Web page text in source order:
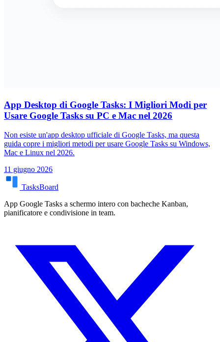
App Desktop di Google Tasks: I Migliori Modi per
Usare Google Tasks su PC e Mac nel 2026
Non esiste un'app desktop ufficiale di Google Tasks, ma questa
guida copre i migliori metodi per usare Google Tasks su Windows,
Mac e Linux nel 2026.
11 giugno 2026
TasksBoard
App Google Tasks a schermo intero con bacheche Kanban,
pianificatore e condivisione in team.